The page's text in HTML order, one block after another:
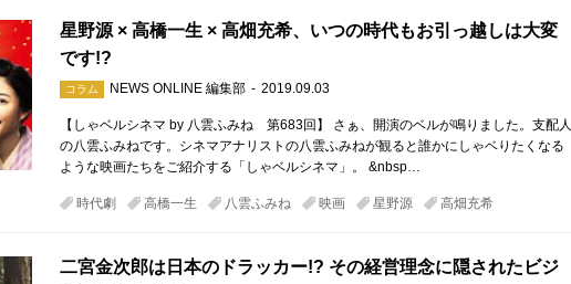
星野源 × 高橋一生 × 高畑充希、いつの時代もお引っ越しは大変
です!?
コラム NEWS ONLINE 編集部 2019.09.03
【しゃベルシネマ by 八雲ふみね 第683回】 さぁ、開演のベルが鳴りました。支配人
の八雲ふみねです。シネマアナリストの八雲ふみねが観ると誰かにしゃベりたくなる
ような映画たちをご紹介する「しゃベルシネマ」。 &nbsp…
時代劇 高橋一生 八雲ふみね 映画 星野源 高畑充希
二宮金次郎は日本のドラッカー!? その経営理念に隠されたビジ